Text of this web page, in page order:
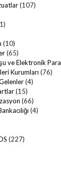
(107)
(10)
(65)
ve Elektronik Para
Kurumları (76)
(4)
(15)
(66)
(4)
(227)